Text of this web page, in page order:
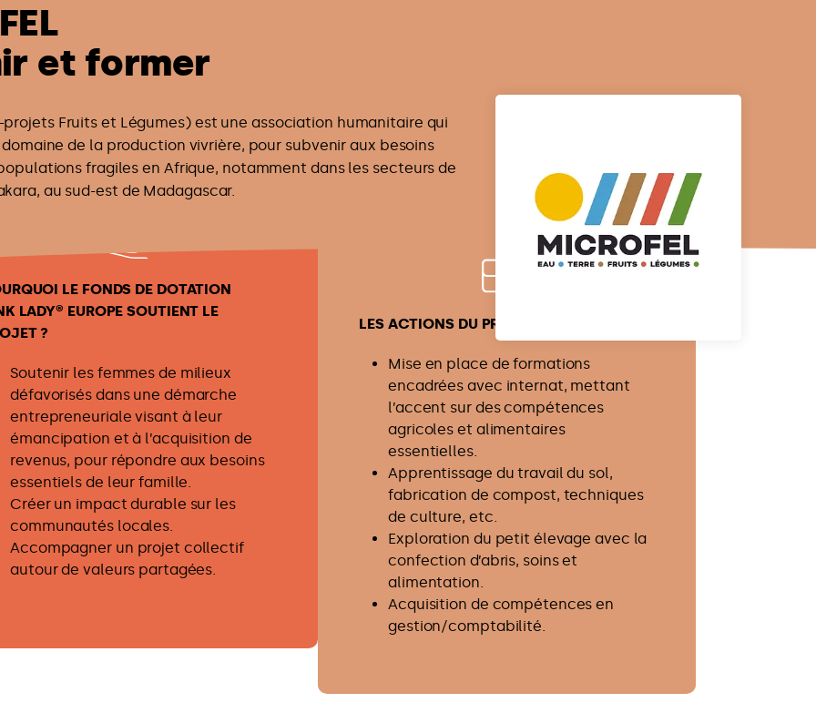
et former
Fruits et Légumes) est une association humanitaire qui
de la production vivrière, pour subvenir aux besoins
fragiles en Afrique, notamment dans les secteurs de
au sud-est de Madagascar.
LE FONDS DE DOTATION
LADY® EUROPE SOUTIENT LE
?
Soutenir les femmes de milieux
défavorisés dans une démarche
entrepreneuriale visant à leur
émancipation et à l’acquisition de
revenus, pour répondre aux besoins
essentiels de leur famille.
Créer un impact durable sur les
communautés locales.
Accompagner un projet collectif
autour de valeurs partagées.
LES ACTIONS DU PROGRAMME
Mise en place de formations
encadrées avec internat, mettant
l’accent sur des compétences
agricoles et alimentaires
essentielles.
Apprentissage du travail du sol,
fabrication de compost, techniques
de culture, etc.
Exploration du petit élevage avec la
confection d’abris, soins et
alimentation.
Acquisition de compétences en
gestion/comptabilité.